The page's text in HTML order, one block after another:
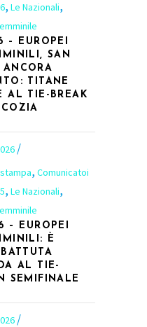
, Le Nazionali,
– EUROPEI
SAN
TITANE
AL TIE-BREAK
, Comunicatoi
, Le Nazionali,
– EUROPEI
È
AL TIE-
SEMIFINALE